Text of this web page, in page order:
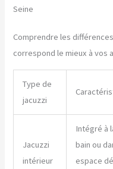
Seine
Comprendre les
correspond le mieux à vos
Type de
jacuzzi
Jacuzzi
intérieur
Intégré à
bain ou
espace